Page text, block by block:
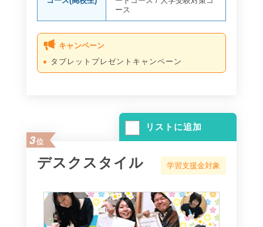
ース
キャンペーン
タブレットプレゼントキャンペーン
リストに追加
3位
デスクスタイル 学習支援金対象